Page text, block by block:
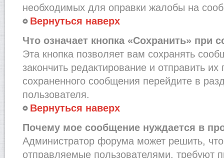
необходимых для оправки жалобы на
Вернуться наверх
Что означает кнопка «Сохранить» при
Эта кнопка позволяет вам сохранять
закончить редактирование и отправить их
сохраненного сообщения перейдите в
пользователя.
Вернуться наверх
Почему мое сообщение нуждается в
Администратор форума может решить,
отправляемые пользователями, требуют